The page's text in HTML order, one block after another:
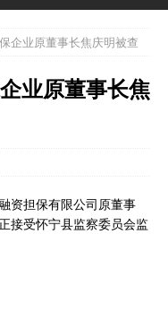
企业原董事长焦庆明被查
业原董事长焦
资担保有限公司原董事
接受怀宁县监察委员会监